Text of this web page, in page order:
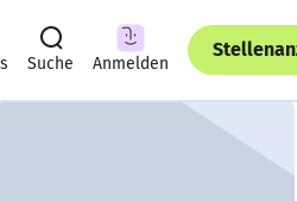
Suche Anmelden